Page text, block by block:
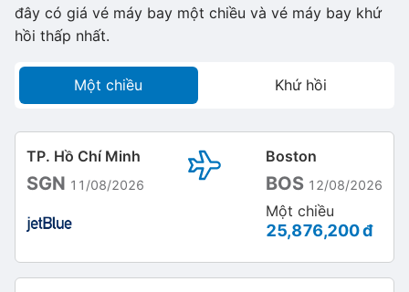
đây có giá vé máy bay một chiều và vé máy bay khứ
hồi thấp nhất.
Một chiều Khứ hồi
TP. Hồ Chí Minh
SGN 11/08/2026
Boston
BOS 12/08/2026
Một chiều
25,876,200 đ